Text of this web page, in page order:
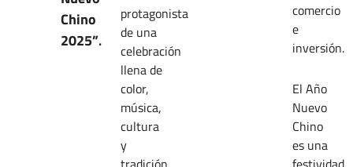
Chino
2025”.
protagonista
de una
celebración
llena de
color,
música,
cultura
y
comercio
e
El Año
Nuevo
Chino
es una